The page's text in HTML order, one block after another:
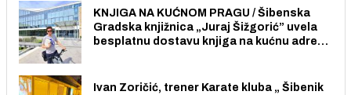
KNJIGA NA KUĆNOM PRAGU / Šibenska
Gradska knjižnica „Juraj Šižgorić” uvela
besplatnu dostavu knjiga na kućnu adresu
Ivan Zoričić, trener Karate kluba „ Šibenik